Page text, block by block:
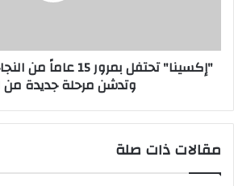
الخليج
العربي
التميز
"إكسينا" تحتفل بمرور
وتدشن مرحلة جديدة من
مقالات ذات صلة